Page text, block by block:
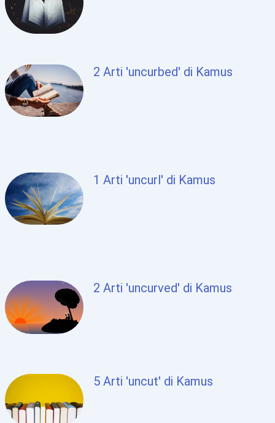
2 Arti 'uncurbed' di Kamus
1 Arti 'uncurl' di Kamus
2 Arti 'uncurved' di Kamus
5 Arti 'uncut' di Kamus